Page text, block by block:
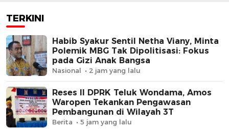
TERKINI
Habib Syakur Sentil Netha Viany, Minta
Polemik MBG Tak Dipolitisasi: Fokus
pada Gizi Anak Bangsa
Nasional 2 jam yang lalu
Reses II DPRK Teluk Wondama, Amos
Waropen Tekankan Pengawasan
Pembangunan di Wilayah 3T
Berita 5 jam yang lalu